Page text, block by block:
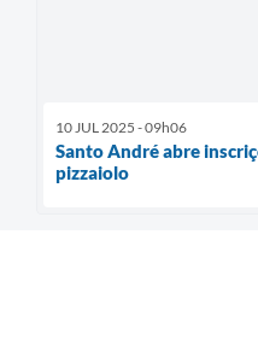
10 JUL 2025 - 09h06
Santo André abre
pizzaiolo